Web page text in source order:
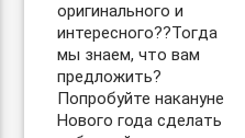
оригинального и
интересного??Тогда
мы знаем, что вам
предложить? ⠀
Попробуйте накануне
Нового года сделать